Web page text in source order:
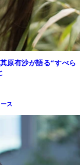
原有沙が語る“すべら
ス